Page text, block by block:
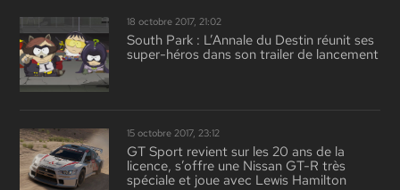
18 octobre 2017, 21:02
South Park : L’Annale du Destin réunit ses
super-héros dans son trailer de lancement
15 octobre 2017, 23:12
GT Sport revient sur les 20 ans de la
licence, s’offre une Nissan GT-R très
spéciale et joue avec Lewis Hamilton